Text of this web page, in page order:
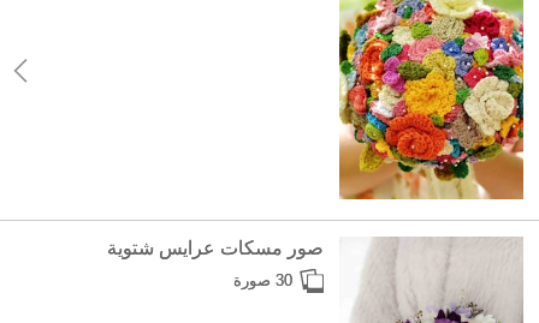
صور مسكات عرايس شتوية
30 صورة